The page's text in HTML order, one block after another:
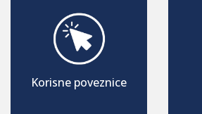
Korisne poveznice